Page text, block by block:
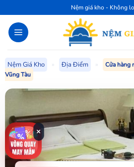
qua
nội
dung
Nệm giá kho - Không
Nệm Giá Kho » Địa Điểm »
Cửa hàng
Vũng Tàu
×